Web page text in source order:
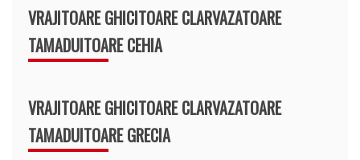
VRAJITOARE GHICITOARE CLARVAZATOARE
TAMADUITOARE CEHIA
VRAJITOARE GHICITOARE CLARVAZATOARE
TAMADUITOARE GRECIA